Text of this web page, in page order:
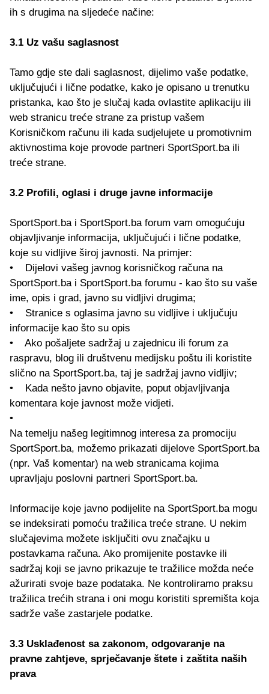
ih s drugima na sljedeće načine:
3.1 Uz vašu saglasnost
Tamo gdje ste dali saglasnost, dijelimo vaše podatke,
uključujući i lične podatke, kako je opisano u trenutku
pristanka, kao što je slučaj kada ovlastite aplikaciju ili
web stranicu treće strane za pristup vašem
Korisničkom računu ili kada sudjelujete u promotivnim
aktivnostima koje provode partneri SportSport.ba ili
treće strane.
3.2 Profili, oglasi i druge javne informacije
SportSport.ba i SportSport.ba forum vam omogućuju
objavljivanje informacija, uključujući i lične podatke,
koje su vidljive široj javnosti. Na primjer:
• Dijelovi vašeg javnog korisničkog računa na
SportSport.ba i SportSport.ba forumu - kao što su vaše
ime, opis i grad, javno su vidljivi drugima;
• Stranice s oglasima javno su vidljive i uključuju
informacije kao što su opis
• Ako pošaljete sadržaj u zajednicu ili forum za
raspravu, blog ili društvenu medijsku poštu ili koristite
slično na SportSport.ba, taj je sadržaj javno vidljiv;
• Kada nešto javno objavite, poput objavljivanja
komentara koje javnost može vidjeti.
•
Na temelju našeg legitimnog interesa za promociju
SportSport.ba, možemo prikazati dijelove SportSport.ba
(npr. Vaš komentar) na web stranicama kojima
upravljaju poslovni partneri SportSport.ba.
Informacije koje javno podijelite na SportSport.ba mogu
se indeksirati pomoću tražilica treće strane. U nekim
slučajevima možete isključiti ovu značajku u
postavkama računa. Ako promijenite postavke ili
sadržaj koji se javno prikazuje te tražilice možda neće
ažurirati svoje baze podataka. Ne kontroliramo praksu
tražilica trećih strana i oni mogu koristiti spremišta koja
sadrže vaše zastarjele podatke.
3.3 Usklađenost sa zakonom, odgovaranje na
pravne zahtjeve, sprječavanje štete i zaštita naših
prava